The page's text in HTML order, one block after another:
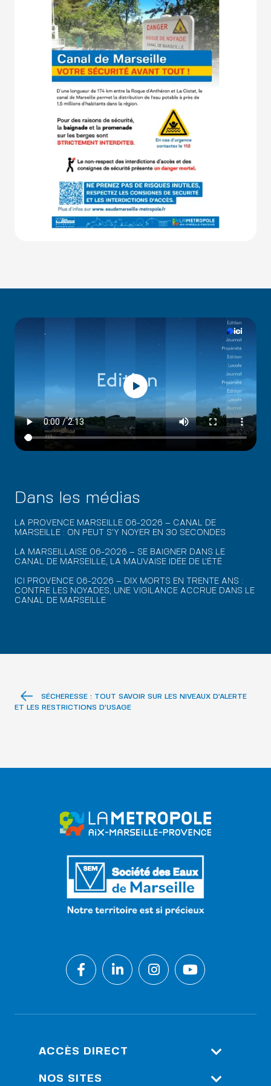
Dans les médias
LA PROVENCE MARSEILLE 06-2026 – CANAL DE
MARSEILLE : ON PEUT S’Y NOYER EN 30 SECONDES
LA MARSEILLAISE 06-2026 – SE BAIGNER DANS LE
CANAL DE MARSEILLE, LA MAUVAISE IDÉE DE L’ÉTÉ
ICI PROVENCE 06-2026 – DIX MORTS EN TRENTE ANS :
CONTRE LES NOYADES, UNE VIGILANCE ACCRUE DANS LE
CANAL DE MARSEILLE
SÉCHERESSE : TOUT SAVOIR SUR LES NIVEAUX D’ALERTE
ET LES RESTRICTIONS D’USAGE
ACCÈS DIRECT
Espace Client
NOS SITES